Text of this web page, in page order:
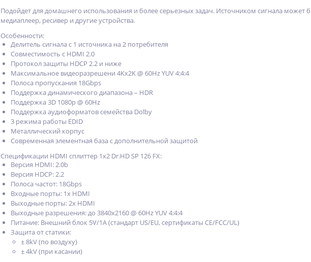
Подойдет для домашнего использования и более серьезных задач. Источником сигнала может
медиаплеер, ресивер и другие устройства.
Особенности:
Делитель сигнала с 1 источника на 2 потребителя
Совместимость с HDMI 2.0
Протокол защиты HDCP 2.2 и ниже
Максимальное видеоразрешени 4Kx2K @ 60Hz YUV 4:4:4
Полоса пропускания 18Gbps
Поддержка динамического диапазона – HDR
Поддержка 3D 1080p @ 60Hz
Поддержка аудиоформатов семейства Dolby
3 режима работы EDID
Металлический корпус
Современная элементная база с дополнительной защитой
Спецификации HDMI сплиттер 1x2 Dr.HD SP 126 FX:
Версия HDMI: 2.0b
Версия HDCP: 2.2
Полоса частот: 18Gbps
Входные порты: 1x HDMI
Выходные порты: 2x HDMI
Выходные разрешения: до 3840х2160 @ 60Hz YUV 4:4:4
Питание: Внешний блок 5V/1A (стандарт US/EU, сертификаты CE/FCC/UL)
Защита от статики:
± 8kV (по воздуху)
± 4kV (при касании)